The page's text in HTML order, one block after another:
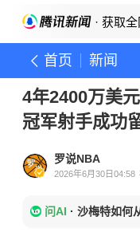
· 获取
首页 新闻
4年2400万美
冠军射手成功
罗说NBA
2026年6月30日04:58
问AI · 沙梅特如何